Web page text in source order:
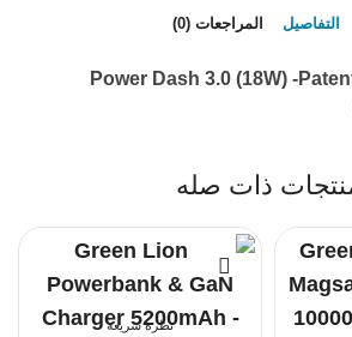
التفاصيل المراجعات (0)
, -Power Dash 3.0 (18W) -
ذات صله
نظرة سريعة